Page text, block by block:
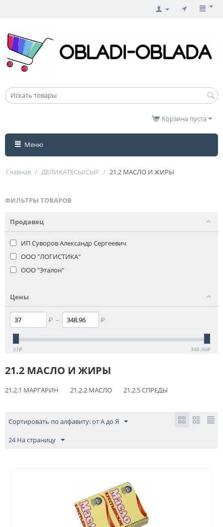
Корзина пуста
Меню
Главная / ДЕЛИКАТЕСЫ/СЫР / 21.2 МАСЛО И ЖИРЫ
ФИЛЬТРЫ ТОВАРОВ
Продавец
ИП Суворов Александр Сергеевич
ООО "ЛОГИСТИКА"
ООО "Эталон"
Цены
₽ – ₽
37₽ 348.96₽
21.2 МАСЛО И ЖИРЫ
21.2.1 МАРГАРИН 21.2.2 МАСЛО 21.2.5 СПРЕДЫ
Сортировать по алфавиту: от А до Я
24 На страницу